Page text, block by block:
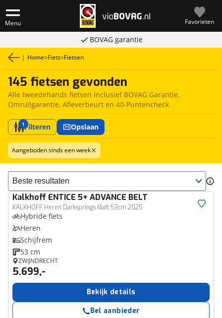
Menu Favorieten
BOVAG garantie
| Home>Fiets>Fietsen
145 fietsen gevonden
Alle tweedehands fietsen inclusief BOVAG Garantie,
Omruilgarantie, Afleverbeurt en 40-Puntencheck
1Filteren Opslaan
Aangeboden sinds een week
Sorteer resultaten
Kalkhoff ENTICE 5+ ADVANCE BELT
KALKHOFF Heren Darksprings Matt 53cm 2025
Hybride fiets
Heren
Schijfrem
53 cm
ZWIJNDRECHT
5.699,-
Bekijk details
Bel aanbieder